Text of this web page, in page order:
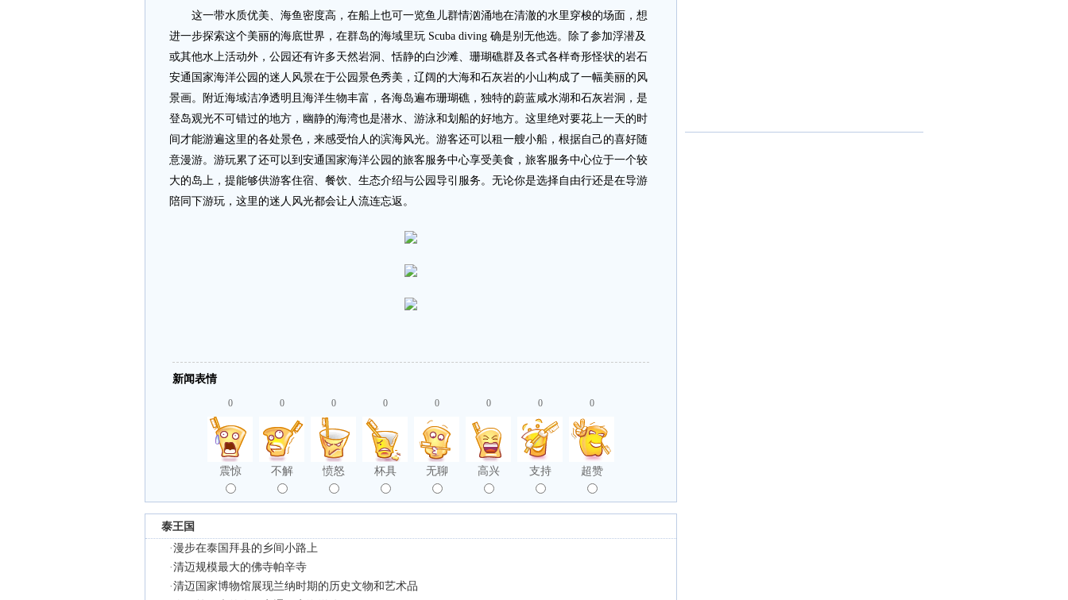
这一带水质优美、海鱼密度高，在船上也可一览鱼儿群情汹涌地在清澈的水里穿梭的场面，想
进一步探索这个美丽的海底世界，在群岛的海域里玩 Scuba diving 确是别无他选。除了参加浮潜及
或其他水上活动外，公园还有许多天然岩洞、恬静的白沙滩、珊瑚礁群及各式各样奇形怪状的岩石
安通国家海洋公园的迷人风景在于公园景色秀美，辽阔的大海和石灰岩的小山构成了一幅美丽的风
景画。附近海域洁净透明且海洋生物丰富，各海岛遍布珊瑚礁，独特的蔚蓝咸水湖和石灰岩洞，是
登岛观光不可错过的地方，幽静的海湾也是潜水、游泳和划船的好地方。这里绝对要花上一天的时
间才能游遍这里的各处景色，来感受怡人的滨海风光。游客还可以租一艘小船，根据自己的喜好随
意漫游。游玩累了还可以到安通国家海洋公园的旅客服务中心享受美食，旅客服务中心位于一个较
大的岛上，提能够供游客住宿、餐饮、生态介绍与公园导引服务。无论你是选择自由行还是在导游
陪同下游玩，这里的迷人风光都会让人流连忘返。
新闻表情
0
震惊
0
不解
0
愤怒
0
杯具
0
无聊
0
高兴
0
支持
0
超赞
泰王国
·漫步在泰国拜县的乡间小路上
·清迈规模最大的佛寺帕辛寺
·清迈国家博物馆展现兰纳时期的历史文物和艺术品